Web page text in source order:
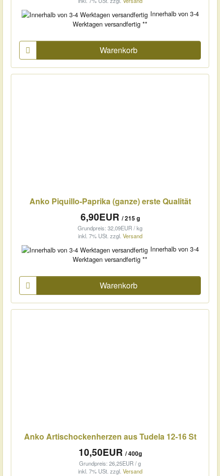
Innerhalb von 3-4
Werktagen versandfertig **
Warenkorb
Anko Piquillo-Paprika (ganze) erste Qualität
6,90EUR / 215 g
Grundpreis: 32,09EUR / kg
inkl. 7% USt. zzgl. Versand
Innerhalb von 3-4
Werktagen versandfertig **
Warenkorb
Anko Artischockenherzen aus Tudela 12-16 St
10,50EUR / 400g
Grundpreis: 26,25EUR / g
inkl. 7% USt. zzgl. Versand